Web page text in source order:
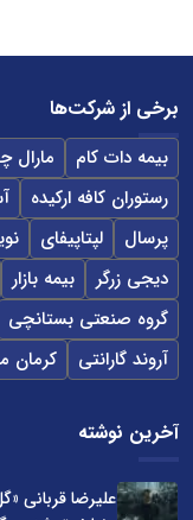
برخی از شرکت‌ها
بیمه دات کام مارال
رستوران کافه ارکیده
پرسال
لپتاپیفای
دیجی زرگر
بیمه بازار
گروه صنعتی بستانچی
آروند گارانتی
کرمان
آخرین نوشته
علیرضا قربانی